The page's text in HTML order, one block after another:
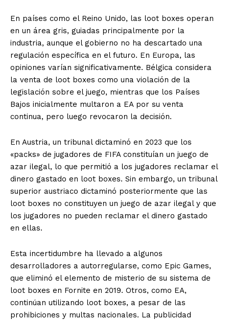
En países como el Reino Unido, las loot boxes operan
en un área gris, guiadas principalmente por la
industria, aunque el gobierno no ha descartado una
regulación específica en el futuro. En Europa, las
opiniones varían significativamente. Bélgica considera
la venta de loot boxes como una violación de la
legislación sobre el juego, mientras que los Países
Bajos inicialmente multaron a EA por su venta
continua, pero luego revocaron la decisión.
En Austria, un tribunal dictaminó en 2023 que los
«packs» de jugadores de FIFA constituían un juego de
azar ilegal, lo que permitió a los jugadores reclamar el
dinero gastado en loot boxes. Sin embargo, un tribunal
superior austriaco dictaminó posteriormente que las
loot boxes no constituyen un juego de azar ilegal y que
los jugadores no pueden reclamar el dinero gastado
en ellas.
Esta incertidumbre ha llevado a algunos
desarrolladores a autorregularse, como Epic Games,
que eliminó el elemento de misterio de su sistema de
loot boxes en Fornite en 2019. Otros, como EA,
continúan utilizando loot boxes, a pesar de las
prohibiciones y multas nacionales. La publicidad